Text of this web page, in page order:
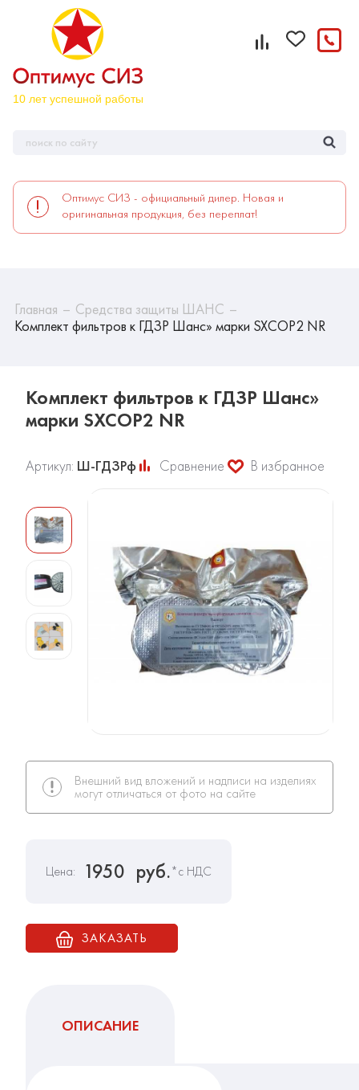
Оптимус СИЗ - официальный дилер. Новая и
оригинальная продукция, без переплат!
Главная
Средства защиты ШАНС
Комплект фильтров к ГДЗР Шанс» марки SXCOP2 NR
Комплект фильтров к ГДЗР Шанс»
марки SXCOP2 NR
Артикул: Ш-ГДЗРф Сравнение В избранное
Внешний вид вложений и надписи на изделиях
могут отличаться от фото на сайте
Цена: 1950 руб.*с НДС
ЗАКАЗАТЬ
ОПИСАНИЕ